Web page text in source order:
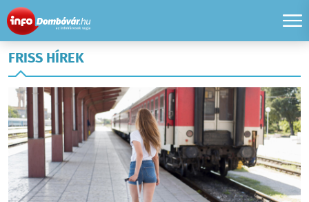
FRISS HÍREK